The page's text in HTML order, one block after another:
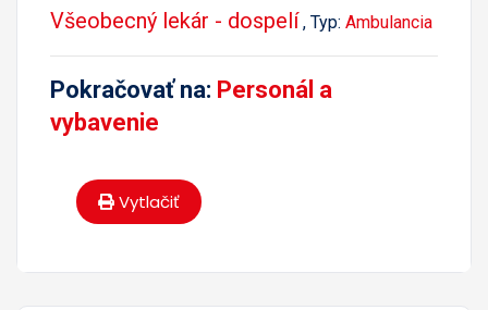
Všeobecný lekár - dospelí , Typ: Ambulancia
Pokračovať na: Personál a
vybavenie
Vytlačiť